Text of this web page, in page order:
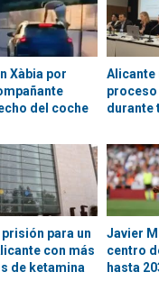
Xàbia por
del coche
Alicante
proceso
durante
para un
con más
de ketamina
Javier
centro
hasta